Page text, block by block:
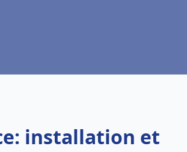
installation et